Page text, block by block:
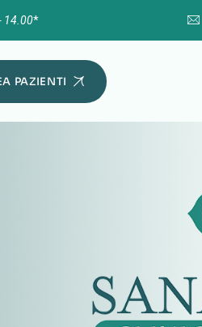
14.00*
PAZIENTI